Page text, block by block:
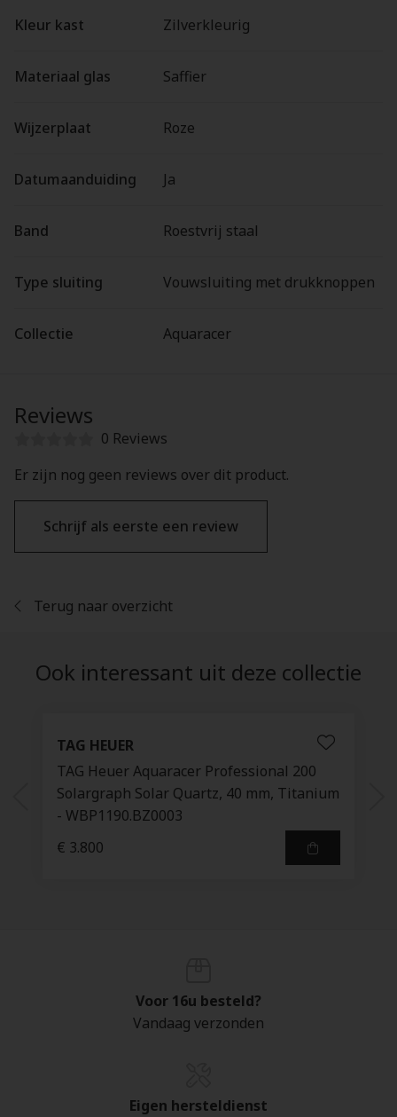
Kleur kast Zilverkleurig
Materiaal glas Saffier
Wijzerplaat Roze
Datumaanduiding Ja
Band Roestvrij staal
Type sluiting Vouwsluiting met drukknoppen
Collectie Aquaracer
Reviews
0 Reviews
Er zijn nog geen reviews over dit product.
Schrijf als eerste een review
Terug naar overzicht
Ook interessant uit deze collectie
TAG HEUER
TAG Heuer Aquaracer Professional 200
Solargraph Solar Quartz, 40 mm, Titanium
- WBP1190.BZ0003
€ 3.800
Voor 16u besteld?
Vandaag verzonden
Eigen hersteldienst